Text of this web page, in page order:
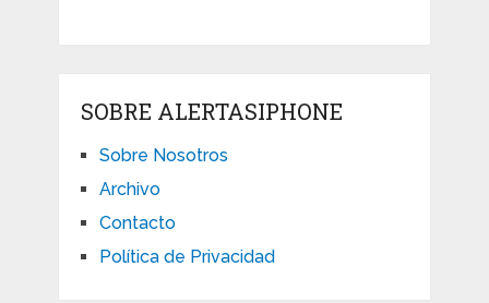
SOBRE ALERTASIPHONE
Sobre Nosotros
Archivo
Contacto
Política de Privacidad